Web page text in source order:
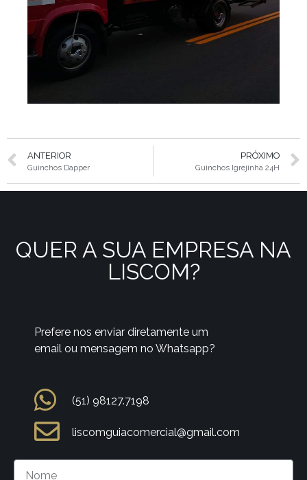
ANTERIOR
Guinchos Dapper
PRÓXIMO
Guinchos Igrejinha 24H
QUER A SUA EMPRESA NA
LISCOM?
Prefere nos enviar diretamente um
email ou mensagem no Whatsapp?
(51) 98127.7198
liscomguiacomercial@gmail.com